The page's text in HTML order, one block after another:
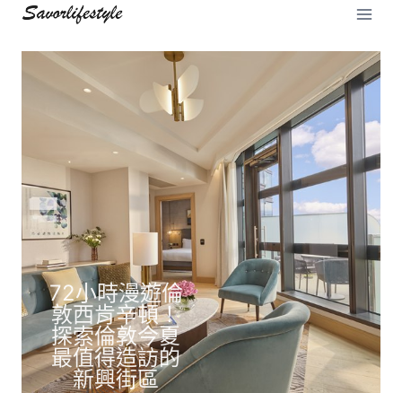
Skip
72小時漫遊倫
敦西肯辛頓！
探索倫敦今夏
最值得造訪的
新興街區
台北文華東方
酒店攜手阿曼
王室御用香氛
AMOUAGE！
推出「緋紅朱
槿」下午茶
海島假期！泰
國普吉島邦濤
海灘的樂古浪
度假區
「agnès b.
On aime le
graff !! 我們愛
塗鴉藝術特
展」臺南市美
術館登場
木村拓哉演繹
OWNDAYS全
新「眼神的獨
白」第二彈！
揭開大人系彩
色鏡片新風潮
台北新板希爾
頓 × 美國音響
品牌BOSE攜
手推出
「Holiday
Vibes with
BOSE」住房
專案
吉隆坡華爾道
夫（Waldorf
Astoria Kuala
Lumpur）打
造亞洲餐飲新
地標
Palace Hotel
Tokyo Dior 魅
力之旅！為法
國經典時尚品
牌與歷久彌新
的深厚情誼致
敬